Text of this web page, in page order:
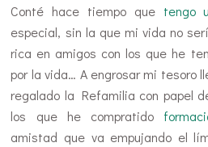
Conté hace tiempo que tengo
especial, sin la que mi vida no
rica en amigos con los que he
por la vida… A engrosar mi tesoro
regalado la Refamilia con papel
los que he compratido
amistad que va empujando el